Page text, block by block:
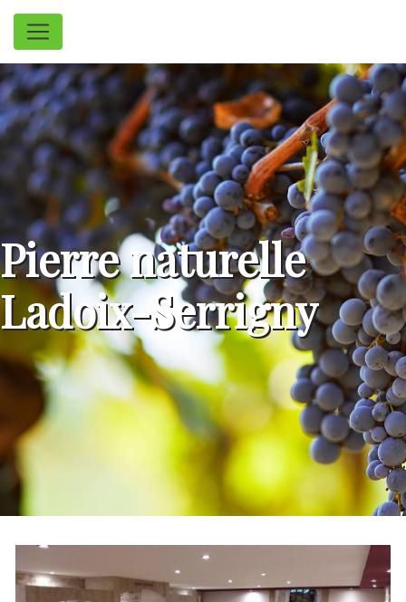
Panneau de gestion des cookies
Pierre naturelle
Ladoix-Serrigny